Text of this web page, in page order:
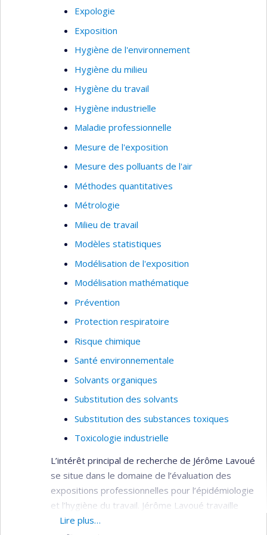
Expologie
Exposition
Hygiène de l'environnement
Hygiène du milieu
Hygiène du travail
Hygiène industrielle
Maladie professionnelle
Mesure de l'exposition
Mesure des polluants de l'air
Méthodes quantitatives
Métrologie
Milieu de travail
Modèles statistiques
Modélisation de l'exposition
Modélisation mathématique
Prévention
Protection respiratoire
Risque chimique
Santé environnementale
Solvants organiques
Substitution des solvants
Substitution des substances toxiques
Toxicologie industrielle
L’intérêt principal de recherche de Jérôme Lavoué
se situe dans le domaine de l’évaluation des
expositions professionnelles pour l’épidémiologie
et l’hygiène du travail. Jérôme Lavoué travaille
actuellement sur le développement d’une matrice
Lire plus…